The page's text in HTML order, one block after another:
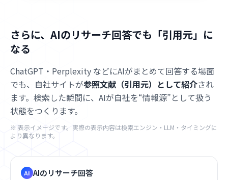
◯◯テックパートナーズ
店 △△ソリューションズ
★★★★★
システム開発・AI導入支援
4 通常の検索結果（SEO）
example.co.jp
AI導入の進め方を5ステップで解説
さらに、AIのリサーチ回答でも「引用元」に
なる
ChatGPT・Perplexity などにAIがまとめて回答する場面
でも、自社サイトが参照文献（引用元）として紹介され
ます。検索した瞬間に、AIが自社を“情報源”として扱う
状態をつくります。
※ 表示イメージです。実際の表示内容は検索エンジン・LLM・タイミングに
より異なります。
AI AIのリサーチ回答